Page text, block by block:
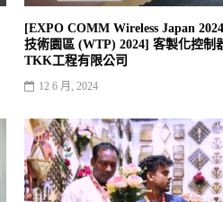
[EXPO COMM Wireless Japan
技術園區 (WTP) 2024] 客製化控制
TKK工程有限公司
12 6 月, 2024